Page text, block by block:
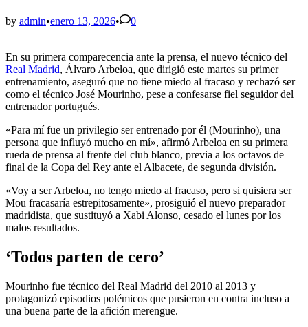
by admin•enero 13, 2026• 0
En su primera comparecencia ante la prensa, el nuevo técnico del
Real Madrid, Álvaro Arbeloa, que dirigió este martes su primer
entrenamiento, aseguró que no tiene miedo al fracaso y rechazó ser
como el técnico José Mourinho, pese a confesarse fiel seguidor del
entrenador portugués.
«Para mí fue un privilegio ser entrenado por él (Mourinho), una
persona que influyó mucho en mí», afirmó Arbeloa en su primera
rueda de prensa al frente del club blanco, previa a los octavos de
final de la Copa del Rey ante el Albacete, de segunda división.
«Voy a ser Arbeloa, no tengo miedo al fracaso, pero si quisiera ser
Mou fracasaría estrepitosamente», prosiguió el nuevo preparador
madridista, que sustituyó a Xabi Alonso, cesado el lunes por los
malos resultados.
‘Todos parten de cero’
Mourinho fue técnico del Real Madrid del 2010 al 2013 y
protagonizó episodios polémicos que pusieron en contra incluso a
una buena parte de la afición merengue.